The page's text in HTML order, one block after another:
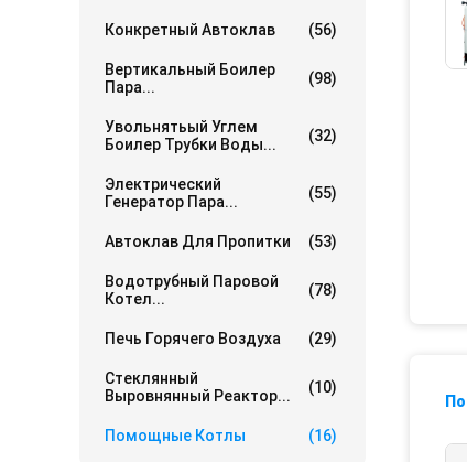
Конкретный Автоклав (56)
Вертикальный Боилер
Пара...
(98)
Увольнятьый Углем
Боилер Трубки Воды...
(32)
Электрический
Генератор Пара...
(55)
Автоклав Для Пропитки (53)
Водотрубный Паровой
Котел...
(78)
Печь Горячего Воздуха (29)
Стеклянный
Выровнянный Реактор...
(10)
Помощные Котлы (16)